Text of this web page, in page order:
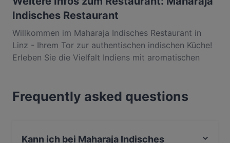
Indisches Restaurant
Willkommen im Maharaja Indisches Restaurant in
Linz - Ihrem Tor zur authentischen indischen Küche!
Erleben Sie die Vielfalt Indiens mit aromatischen
Küchenteam zaubert traditionelle Gerichte mit
frischen Gewürzen und hochwertigen Zutaten. Von
Frequently asked questions
Kann ich bei Maharaja Indisches